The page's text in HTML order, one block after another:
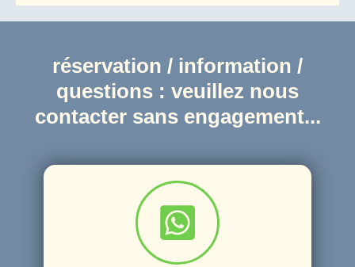
réservation / information /
questions : veuillez nous
contacter sans engagement...